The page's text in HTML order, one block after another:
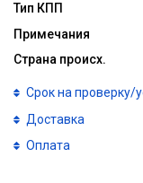
Тип КПП
Примечания
Страна происх.
Срок на проверку/
Доставка
Оплата